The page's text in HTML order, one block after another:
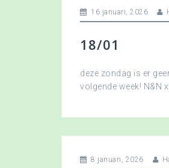
16 januari, 2026
18/01
deze zondag is er
volgende week! N&N
8 januari, 2026